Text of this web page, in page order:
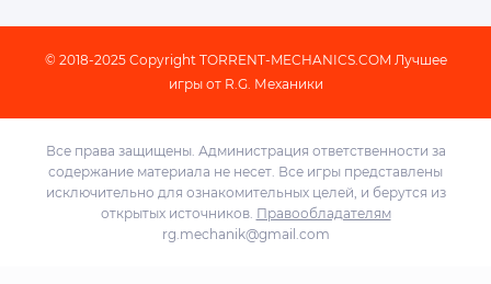
© 2018-2025 Copyright TORRENT-MECHANICS.COM Лучшее
игры от R.G. Механики
Все права защищены. Администрация ответственности за
содержание материала не несет. Все игры представлены
исключительно для ознакомительных целей, и берутся из
открытых источников. Правообладателям
rg.mechanik@gmail.com